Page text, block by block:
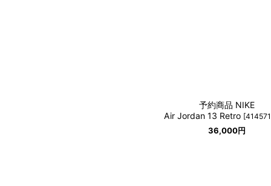
予約商品 NIKE
Air Jordan 13 Retro [
36,000円